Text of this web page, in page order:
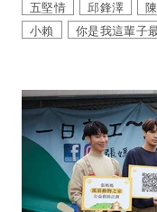
五堅情 邱鋒澤
小賴
你是我這輩子